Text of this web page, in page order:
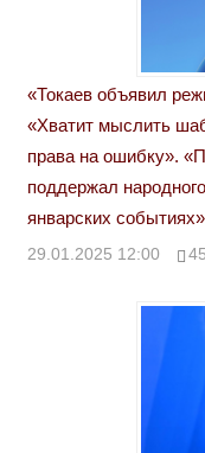
«Токаев объявил
«Хватит мыслить
права на ошибку».
поддержал
январских событиях»
29.01.2025 12:00